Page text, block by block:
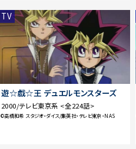
TV
遊☆戯☆王 デュエルモンスターズ
2000/テレビ東京系 <全224話>
©高橋和希 スタジオ・ダイス/集英社・テレビ東京・NAS